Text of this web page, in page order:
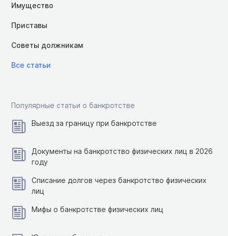
Имущество
Приставы
Советы должникам
Все статьи
Популярные статьи о банкротстве
Выезд за границу при банкротстве
Документы на банкротство физических лиц в 2026
году
Списание долгов через банкротство физических
лиц
Мифы о банкротстве физических лиц